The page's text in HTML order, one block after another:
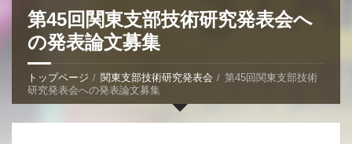
第45回関東支部技術研究発表会へ
の発表論文募集
トップページ 関東支部技術研究発表会
第45回関東支部技術
研究発表会への発表論文募集